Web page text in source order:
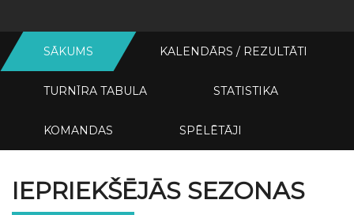
SĀKUMS KALENDĀRS / REZULTĀTI
TURNĪRA TABULA STATISTIKA
KOMANDAS SPĒLĒTĀJI
IEPRIEKŠĒJĀS SEZONAS